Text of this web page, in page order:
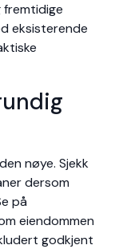
fremtidige
eksisterende
nøye. Sjekk
dersom
på
eiendommen
godkjent